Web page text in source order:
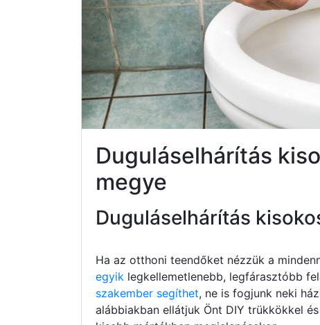
Duguláselhárítás
megye
Duguláselhárítás
Ha az otthoni teendőket nézzük a
egyik legkellemetlenebb, legfárasztóbb
szakember segíthet, ne is fogjunk neki
alábbiakban ellátjuk Önt DIY trükkökkel